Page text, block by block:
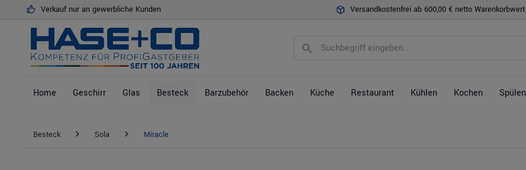
Zur Hauptnavigation springen
Verkauf nur an gewerbliche Kunden Versandkostenfrei ab 600,00 € netto Warenkorbwert
Home Geschirr Glas Besteck Barzubehör Backen Küche Restaurant Kühlen Kochen Spülen
Besteck Sola Miracle